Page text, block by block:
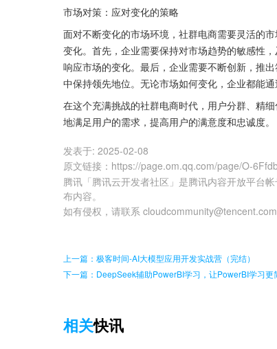
市场对策：应对变化的策略
面对不断变化的市场环境，社群电商需要灵活的
变化。首先，企业需要保持对市场趋势的敏感性
响应市场的变化。最后，企业需要不断创新，推
中保持领先地位。无论市场如何变化，企业都能
在这个充满挑战的社群电商时代，用户分群、精
地满足用户的需求，提高用户的满意度和忠诚度。
发表于: 2025-02-08
原文链接 ： https://page.om.qq.com/page/O-
腾讯「腾讯云开发者社区」是腾讯内容开放平台
布内容。
如有侵权，请联系 cloudcommunity@tencent.com
上一篇：极客时间-AI大模型应用开发实战营（完结）
下一篇：DeepSeek辅助PowerBI学习，让PowerBI学习更
相关快讯